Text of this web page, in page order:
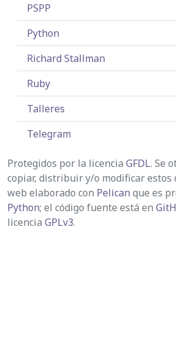
PSPP
Python
Richard Stallman
Ruby
Talleres
Telegram
Protegidos por la licencia GFDL. Se
copiar, distribuir y/o modificar estos
web elaborado con Pelican que es
Python; el código fuente está en
licencia GPLv3.